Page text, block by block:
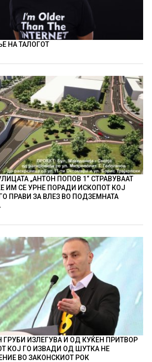
НА ТАЛОГОТ
„АНТОН ПОПОВ 1“ СТРАВУВААТ
ИМ СЕ УРНЕ ПОРАДИ ИСКОПОТ КОЈ
ПРАВИ ЗА ВЛЕЗ ВО ПОДЗЕМНАТА
ГРУБИ ИЗЛЕГУВА И ОД КУЌЕН ПРИТВОР
КОЈ ГО ИЗВАДИ ОД ШУТКА НЕ
ВО ЗАКОНСКИОТ РОК